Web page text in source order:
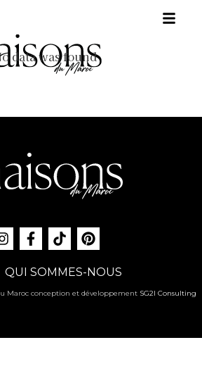
data was found
QUI SOMMES-NOUS
Maroc conception et développement SG2I Consulting